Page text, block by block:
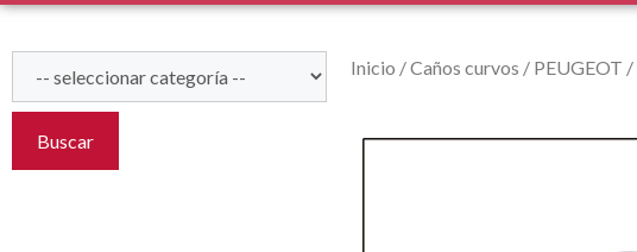
Buscar
Inicio /Caños curvos / PEUGEOT /